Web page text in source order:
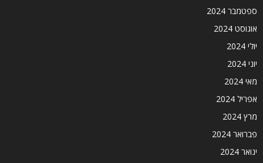
ספטמבר 2024
אוגוסט 2024
יולי 2024
יוני 2024
מאי 2024
אפריל 2024
מרץ 2024
פברואר 2024
ינואר 2024